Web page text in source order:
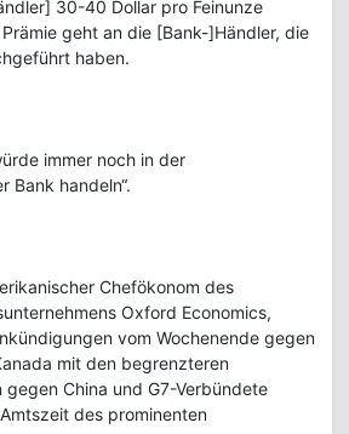
30-40 Dollar pro Feinunze
geht an die [Bank-]Händler, die
haben.
immer noch in der
Bank handeln“.
Chefökonom des
Oxford Economics,
vom Wochenende gegen
mit den begrenzteren
gegen China und G7-Verbündete
des prominenten